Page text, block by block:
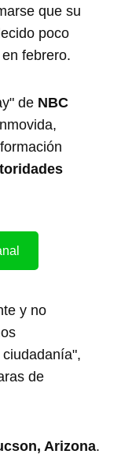
que su
poco
febrero.
de NBC
y no
de
Arizona.